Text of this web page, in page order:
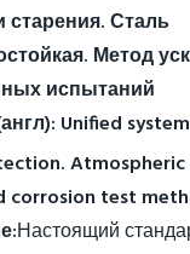
старения. Сталь
Метод
испытаний
Unified
Atmospheric
corrosion test
Настоящий